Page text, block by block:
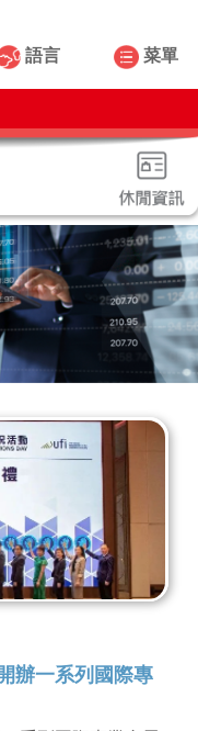
語言 菜單
辦一系列國際專